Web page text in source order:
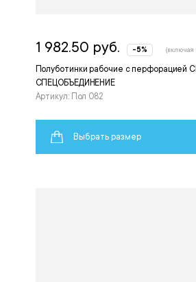
Полуботинки рабочие с перфорацией
СПЕЦОБЪЕДИНЕНИЕ
Артикул: Пол 082
1 982.50 руб. -5% (включая
Выбрать размер